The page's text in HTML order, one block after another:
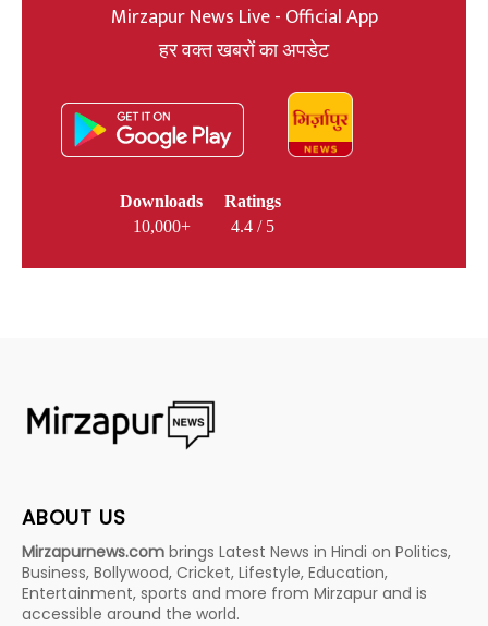
Mirzapur News Live - Official App
हर वक्त खबरों का अपडेट
Downloads
10,000+
Ratings
4.4 / 5
ABOUT US
Mirzapurnews.com brings Latest News in Hindi on Politics,
Business, Bollywood, Cricket, Lifestyle, Education,
Entertainment, sports and more from Mirzapur and is
accessible around the world.